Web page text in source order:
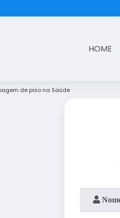
HOME
de piso na Saúde